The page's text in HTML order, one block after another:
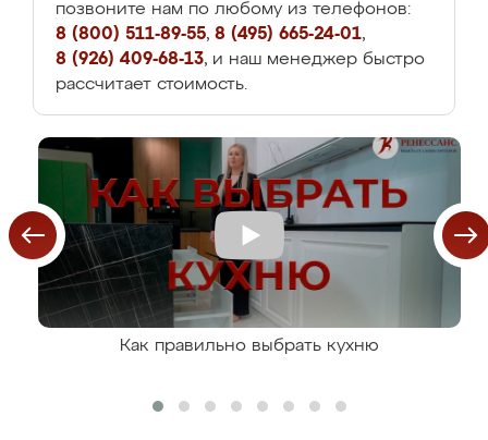
позвоните нам по любому из телефонов:
8 (800) 511-89-55, 8 (495) 665-24-01,
8 (926) 409-68-13, и наш менеджер быстро
рассчитает стоимость.
Как правильно выбрать кухню